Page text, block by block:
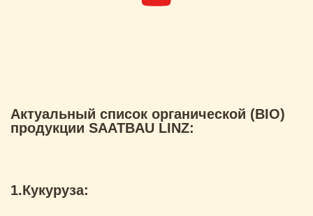
Актуальный список органической (BIO)
продукции SAATBAU LINZ:
1.Кукуруза: